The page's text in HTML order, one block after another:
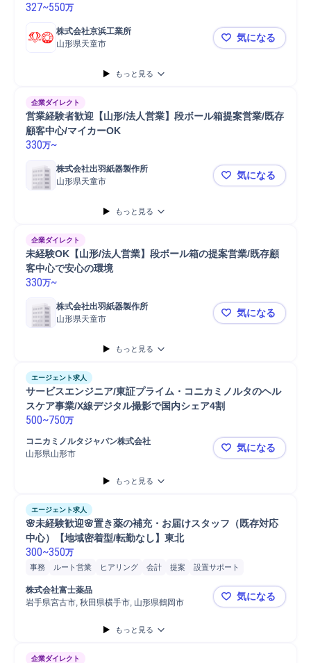
327~550万
株式会社京浜工業所
山形県天童市
山形【ルー
気になる
もっと見る
企業ダイレクト
営業経験者歓迎【山形/法人営業】段ボール箱提案営業/既存
顧客中心/マイカーOK
330万~
株式会社出羽紙器製作所
山形県天童市
営業経験者
気になる
もっと見る
企業ダイレクト
未経験OK【山形/法人営業】段ボール箱の提案営業/既存顧
客中心で安心の環境
330万~
株式会社出羽紙器製作所
山形県天童市
未経験OK
気になる
もっと見る
エージェント求人
サービスエンジニア/東証プライム・コニカミノルタのヘル
スケア事業/X線デジタル撮影で国内シェア4割
500~750万
コニカミノルタジャパン株式会社
山形県山形市
サービスエ
気になる
もっと見る
エージェント求人
🌸未経験歓迎🌸置き薬の補充・お届けスタッフ（既存対応
中心）【地域密着型/転勤なし】東北
300~350万
事務 ルート営業 ヒアリング 会計 提案
設置サポート
CM/テレビ広告
株式会社富士薬品
岩手県宮古市, 秋田県横手市, 山形県鶴岡市
🌸未経験歓
気になる
もっと見る
企業ダイレクト